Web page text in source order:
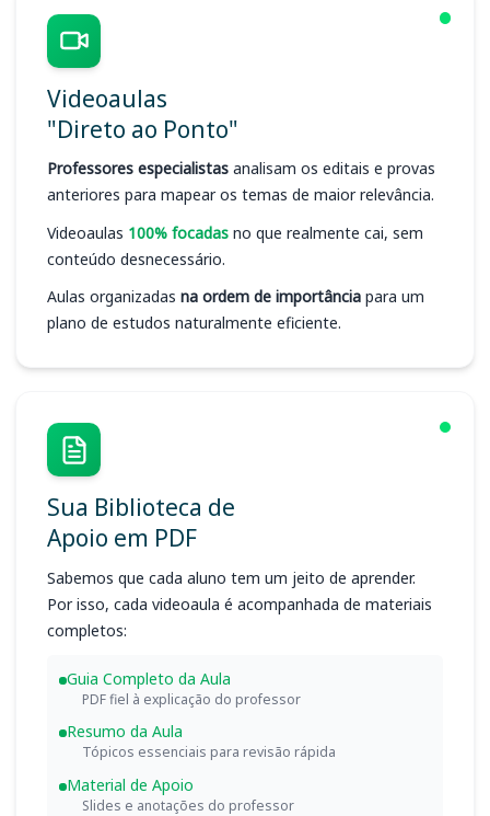
Videoaulas
"Direto ao Ponto"
Professores especialistas analisam os editais e provas
anteriores para mapear os temas de maior relevância.
Videoaulas 100% focadas no que realmente cai, sem
conteúdo desnecessário.
Aulas organizadas na ordem de importância para um
plano de estudos naturalmente eficiente.
Sua Biblioteca de
Apoio em PDF
Sabemos que cada aluno tem um jeito de aprender.
Por isso, cada videoaula é acompanhada de materiais
completos:
Guia Completo da Aula
PDF fiel à explicação do professor
Resumo da Aula
Tópicos essenciais para revisão rápida
Material de Apoio
Slides e anotações do professor